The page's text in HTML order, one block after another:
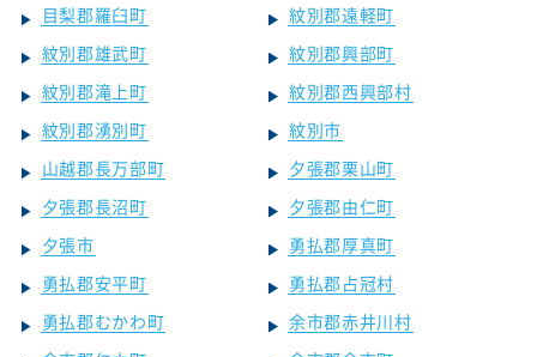
目梨郡羅臼町
紋別郡遠軽町
紋別郡雄武町
紋別郡興部町
紋別郡滝上町
紋別郡西興部村
紋別郡湧別町
紋別市
山越郡長万部町
夕張郡栗山町
夕張郡長沼町
夕張郡由仁町
夕張市
勇払郡厚真町
勇払郡安平町
勇払郡占冠村
勇払郡むかわ町
余市郡赤井川村